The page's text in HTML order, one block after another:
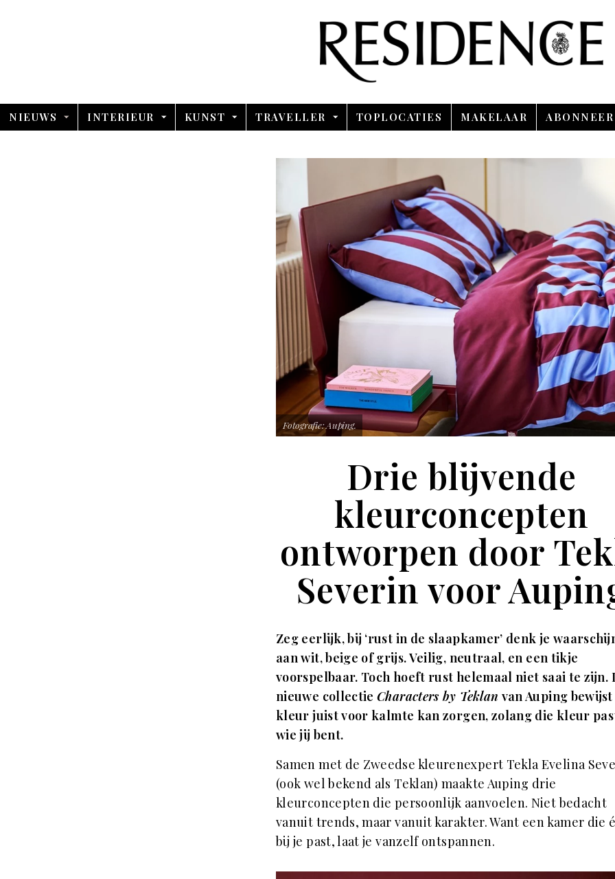
NIEUWS INTERIEUR KUNST TRAVELLER TOPLOCATIES MAKELAAR ABONNEER
Fotografie: Auping.
Drie blijvende
kleurconcepten
ontworpen door
Severin voor
Zeg eerlijk, bij ‘rust in de slaapkamer’ denk je
aan wit, beige of grijs. Veilig, neutraal, en een tikje
voorspelbaar. Toch hoeft rust helemaal niet saai te zijn.
nieuwe collectieCharacters by Teklan van Auping
kleur juist voor kalmte kan zorgen, zolang die kleur
wie jij bent.
Samen met de Zweedse kleurenexpert Tekla Evelina
(ook wel bekend als Teklan) maakte Auping drie
kleurconcepten die persoonlijk aanvoelen. Niet bedacht
vanuit trends, maar vanuit karakter. Want een kamer die
bij je past, laat je vanzelf ontspannen.